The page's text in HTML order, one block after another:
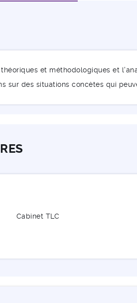
et méthodologiques et
sur des situations concètes qui
Cabinet TLC